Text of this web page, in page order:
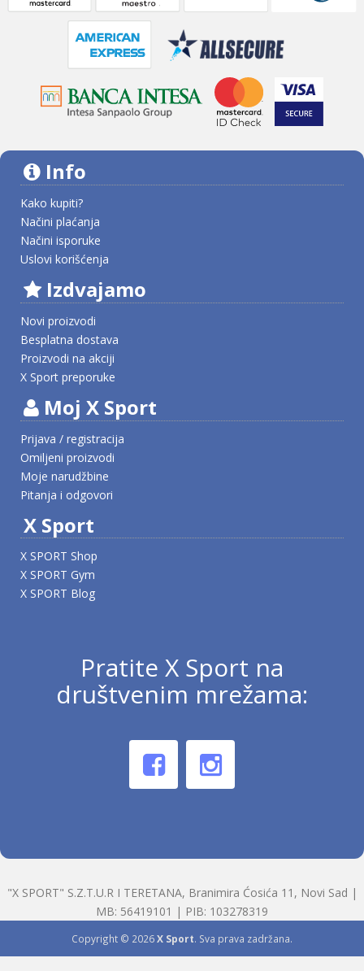
Info
Kako kupiti?
Načini plaćanja
Načini isporuke
Uslovi korišćenja
Izdvajamo
Novi proizvodi
Besplatna dostava
Proizvodi na akciji
X Sport preporuke
Moj X Sport
Prijava / registracija
Omiljeni proizvodi
Moje narudžbine
Pitanja i odgovori
X Sport
X SPORT Shop
X SPORT Gym
X SPORT Blog
Pratite X Sport na
društvenim mrežama:
"X SPORT" S.Z.T.U.R I TERETANA, Branimira Ćosića 11, Novi Sad |
MB: 56419101 | PIB: 103278319
Copyright © 2026X Sport. Sva prava zadržana.